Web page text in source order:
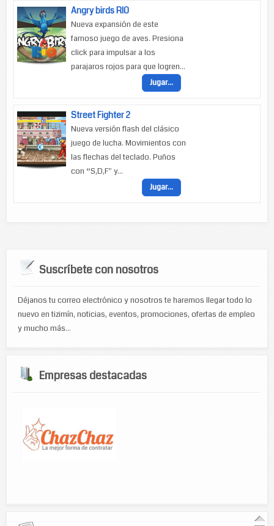
Angry birds RIO
Nueva expansión de este
famoso juego de aves. Presiona
click para impulsar a los
parajaros rojos para que logren...
Jugar...
Street Fighter 2
Nueva versión flash del clásico
juego de lucha. Movimientos con
las flechas del teclado. Puños
con “S,D,F” y...
Jugar...
Suscríbete con nosotros
Déjanos tu correo electrónico y nosotros te haremos llegar todo lo
nuevo en tizimín, noticias, eventos, promociones, ofertas de empleo
y mucho más...
Empresas destacadas